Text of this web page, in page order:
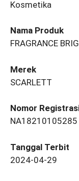
Kosmetika
Nama Produk
FRAGRANCE
Merek
SCARLETT
Nomor
NA18210105285
Tanggal Terbit
2024-04-29